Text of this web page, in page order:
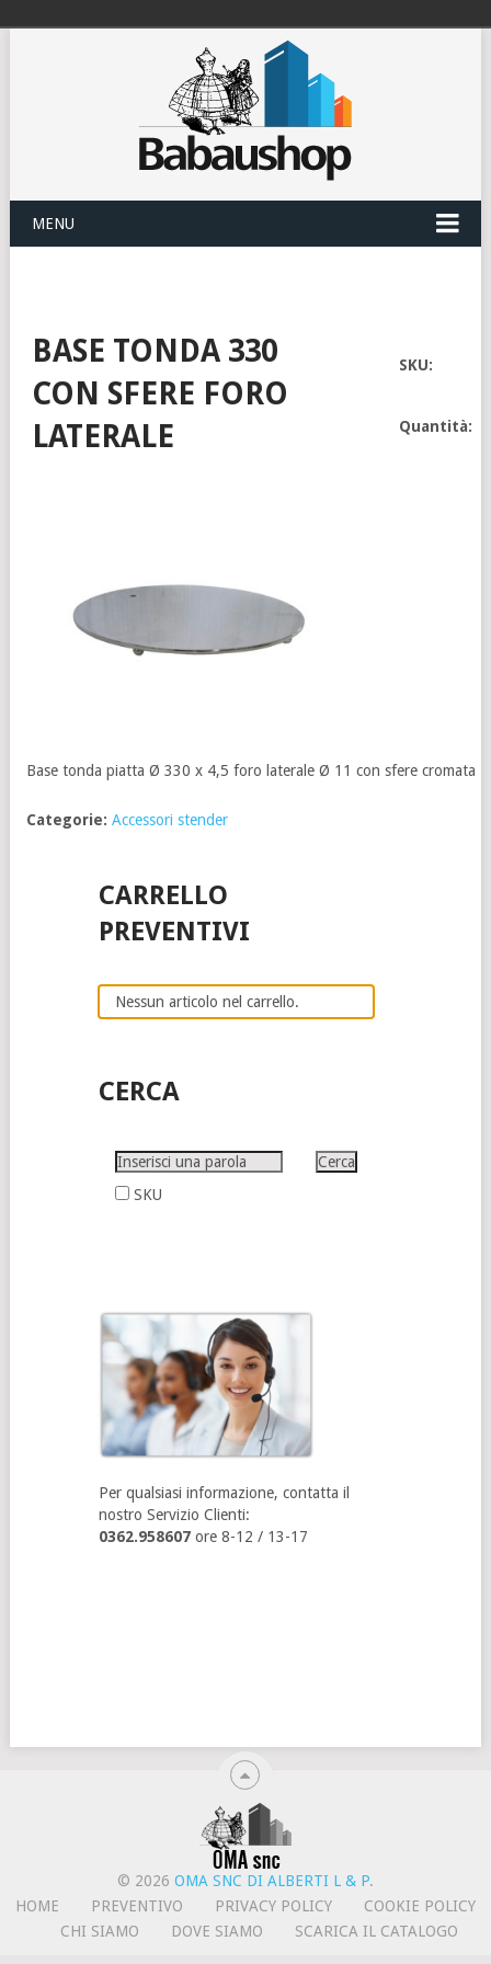
MENU
BASE TONDA 330
CON SFERE FORO
LATERALE
SKU:
Quantità:
Base tonda piatta Ø 330 x 4,5 foro laterale Ø 11 con sfere cromata
Categorie: Accessori stender
CARRELLO
PREVENTIVI
Nessun articolo nel carrello.
CERCA
SKU
Per qualsiasi informazione, contatta il
nostro Servizio Clienti:
0362.958607ore 8-12 / 13-17
© 2026 OMA SNC DI ALBERTI L & P.
HOME
PREVENTIVO PRIVACY POLICY
COOKIE POLICY
CHI SIAMO
DOVE SIAMO SCARICA IL CATALOGO